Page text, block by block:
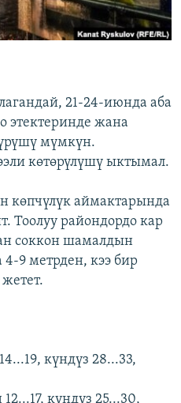
21-24-июнда аба
этектеринде жана
мүмкүн.
көтөрүлүшү ыктымал.
көпчүлүк аймактарында
Тоолуу райондордо кар
соккон шамалдын
9 метрден, кээ бир
күндүз 28...33,
күндүз 25...30,